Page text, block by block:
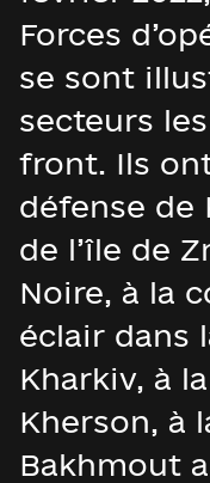
Forces
se sont
secteurs
front. Ils
défense de
de l’île de
Noire, à la
éclair dans
Kharkiv, à
Kherson, à
Bakhmout